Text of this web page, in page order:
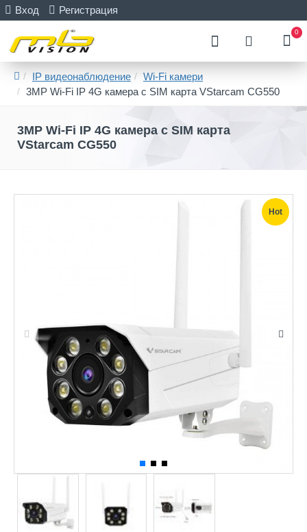
Вход Регистрация
0
IP видеонаблюдение
Wi-Fi камери
3MP Wi-Fi IP 4G камера с SIM карта VStarcam CG550
3MP Wi-Fi IP 4G камера с SIM карта
VStarcam CG550
Hot